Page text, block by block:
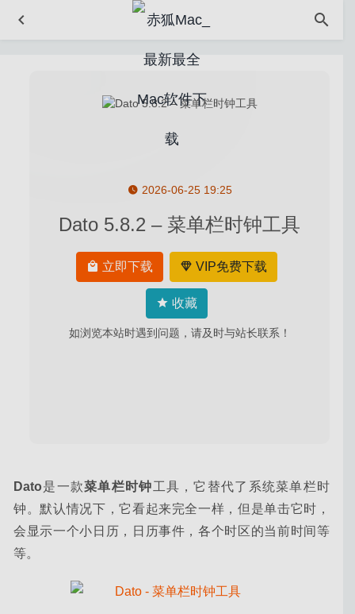
2026-06-25 19:25
Dato 5.8.2 – 菜单栏时钟工具
立即下载 VIP免费下载
收藏
如浏览本站时遇到问题，请及时与站长联系！
Dato是一款菜单栏时钟工具，它替代了系统菜单栏时
钟。默认情况下，它看起来完全一样，但是单击它时，
会显示一个小日历，日历事件，各个时区的当前时间等
等。
MesaExif 2.4.22 – 图片元数据信息编辑工具 2025-05-30
的Youtube视频下载工具 2020-05-10
DotGIF 2.4.4 – GIF图片编辑处理软件
MWeb 4.8.2 中文版-专业的MarkDown写作与静态博客生
2026-05-06